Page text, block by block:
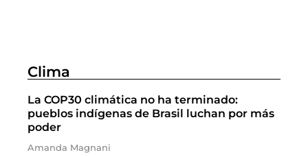
Clima
La COP30 climática no ha terminado:
pueblos indígenas de Brasil luchan por más
poder
Amanda Magnani